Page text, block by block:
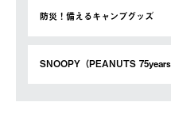
防災！備えるキャンプグッズ
SNOOPY（PEANUTS